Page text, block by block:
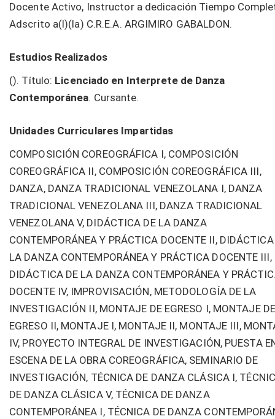
Docente Activo, Instructor a dedicación Tiempo
Adscrito a(l)(la) C.R.E.A. ARGIMIRO GABALDON.
Estudios Realizados
(). Título: Licenciado en Interprete de Danza
Contemporánea. Cursante.
Unidades Curriculares Impartidas
COMPOSICIÓN COREOGRÁFICA I, COMPOSICIÓN
COREOGRÁFICA II, COMPOSICIÓN COREOGRÁFICA III,
DANZA, DANZA TRADICIONAL VENEZOLANA I, DANZA
TRADICIONAL VENEZOLANA III, DANZA TRADICIONAL
VENEZOLANA V, DIDÁCTICA DE LA DANZA
CONTEMPORÁNEA Y PRÁCTICA DOCENTE II, DIDÁCTICA
LA DANZA CONTEMPORÁNEA Y PRÁCTICA DOCENTE III,
DIDÁCTICA DE LA DANZA CONTEMPORÁNEA Y
DOCENTE IV, IMPROVISACIÓN, METODOLOGÍA DE LA
INVESTIGACIÓN II, MONTAJE DE EGRESO I, MONTAJE DE
EGRESO II, MONTAJE I, MONTAJE II, MONTAJE III,
IV, PROYECTO INTEGRAL DE INVESTIGACIÓN, PUESTA
ESCENA DE LA OBRA COREOGRÁFICA, SEMINARIO DE
INVESTIGACIÓN, TÉCNICA DE DANZA CLÁSICA I,
DE DANZA CLÁSICA V, TÉCNICA DE DANZA
CONTEMPORÁNEA I, TÉCNICA DE DANZA